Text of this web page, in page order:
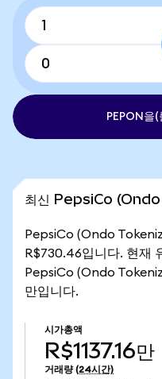
PEPON을
최신 PepsiCo
PepsiCo (Ondo
R$730.46입니다. 현재
PepsiCo (Ondo
만입니다.
시가총액
R$1137.16만
거래량 (24시간)